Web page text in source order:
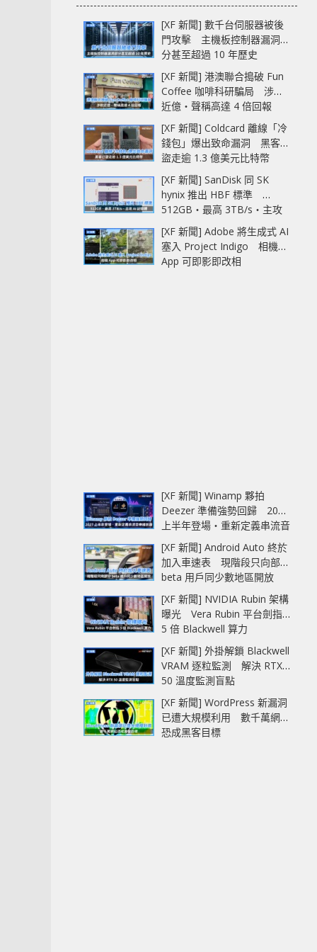
[XF 新聞] 數千台伺服器被後
門攻擊 主機板控制器漏洞部
分甚至超過 10 年歷史
[XF 新聞] 港澳聯合搗破 Fun
Coffee 咖啡科研騙局 涉款
近億‧聲稱高達 4 倍回報
[XF 新聞] Coldcard 離線「冷
錢包」爆出致命漏洞 黑客已
盜走逾 1.3 億美元比特幣
[XF 新聞] SanDisk 同 SK
hynix 推出 HBF 標準
512GB‧最高 3TB/s‧主攻
AI 記憶體
[XF 新聞] Adobe 將生成式 AI
塞入 Project Indigo 相機
App 可即影即改相
[XF 新聞] Winamp 夥拍
Deezer 準備強勢回歸 2027
上半年登場‧重新定義串流音
樂播放器
[XF 新聞] Android Auto 終於
加入車速表 現階段只向部分
beta 用戶同少數地區開放
[XF 新聞] NVIDIA Rubin 架構
曝光 Vera Rubin 平台劍指
5 倍 Blackwell 算力
[XF 新聞] 外掛解鎖 Blackwell
VRAM 逐粒監測 解決 RTX
50 溫度監測盲點
[XF 新聞] WordPress 新漏洞
已遭大規模利用 數千萬網站
恐成黑客目標